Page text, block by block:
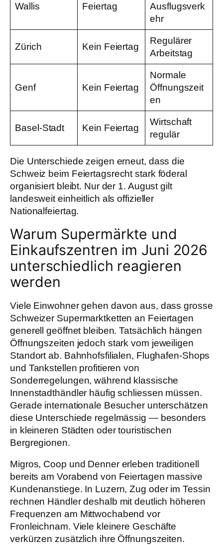
Wallis Feiertag
Ausflugsverk
ehr
Zürich Kein Feiertag
Regulärer
Arbeitstag
Genf Kein Feiertag
Normale
Öffnungszeit
en
Basel-Stadt Kein Feiertag
Wirtschaft
regulär
Die Unterschiede zeigen erneut, dass die
Schweiz beim Feiertagsrecht stark föderal
organisiert bleibt. Nur der 1. August gilt
landesweit einheitlich als offizieller
Nationalfeiertag.
Warum Supermärkte und
Einkaufszentren im Juni 2026
unterschiedlich reagieren
werden
Viele Einwohner gehen davon aus, dass grosse
Schweizer Supermarktketten an Feiertagen
generell geöffnet bleiben. Tatsächlich hängen
Öffnungszeiten jedoch stark vom jeweiligen
Standort ab. Bahnhofsfilialen, Flughafen-Shops
und Tankstellen profitieren von
Sonderregelungen, während klassische
Innenstadthändler häufig schliessen müssen.
Gerade internationale Besucher unterschätzen
diese Unterschiede regelmässig — besonders
in kleineren Städten oder touristischen
Bergregionen.
Migros, Coop und Denner erleben traditionell
bereits am Vorabend von Feiertagen massive
Kundenanstiege. In Luzern, Zug oder im Tessin
rechnen Händler deshalb mit deutlich höheren
Frequenzen am Mittwochabend vor
Fronleichnam. Viele kleinere Geschäfte
verkürzen zusätzlich ihre Öffnungszeiten.